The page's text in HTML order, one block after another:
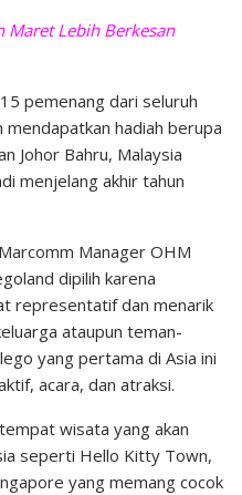
Maret Lebih Berkesan
pemenang dari seluruh
hadiah berupa
Johor Bahru, Malaysia
menjelang akhir tahun
Manager OHM
dipilih karena
representatif dan menarik
ataupun teman-
yang pertama di Asia ini
acara, dan atraksi.
wisata yang akan
seperti Hello Kitty Town,
yang memang cocok